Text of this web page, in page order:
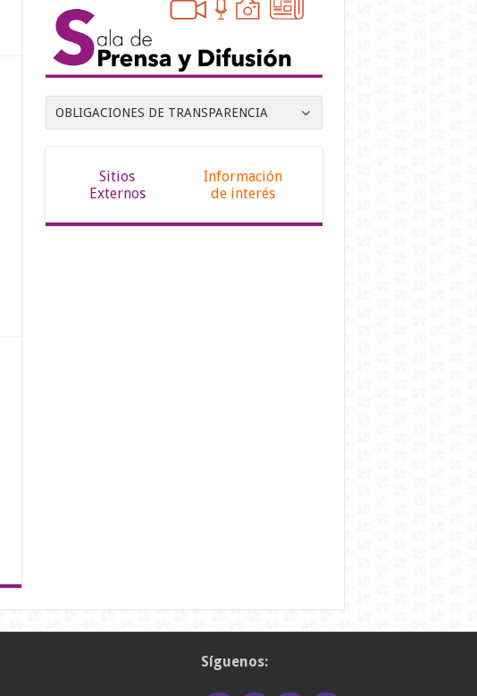
OBLIGACIONES DE TRANSPARENCIA
Sitios
Externos
Información
de interés
Síguenos: